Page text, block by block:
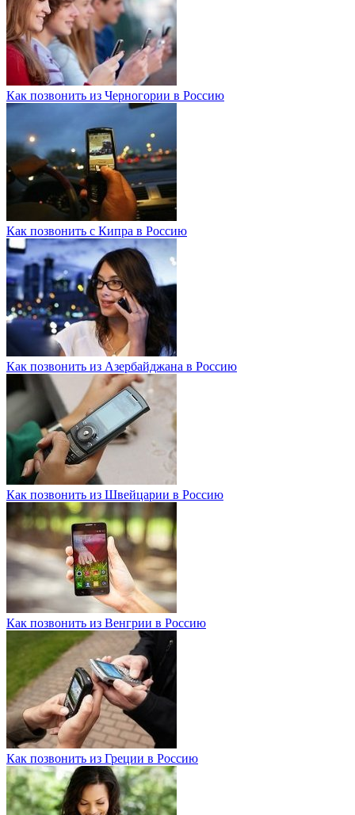
Как позвонить из Черногории в Россию
Как позвонить с Кипра в Россию
Как позвонить из Азербайджана в Россию
Как позвонить из Швейцарии в Россию
Как позвонить из Венгрии в Россию
Как позвонить из Греции в Россию